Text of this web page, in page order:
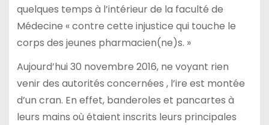
quelques temps à l’intérieur de la faculté de
Médecine « contre cette injustice qui touche le
corps des jeunes pharmacien(ne)s. »
Aujourd’hui 30 novembre 2016, ne voyant rien
venir des autorités concernées , l’ire est montée
d’un cran. En effet, banderoles et pancartes à
leurs mains où étaient inscrits leurs principales